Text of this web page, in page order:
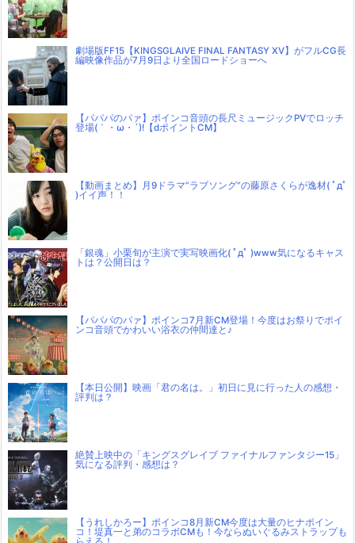
劇場版FF15【KINGSGLAIVE FINAL FANTASY XV】がフルCG長
編映像作品が7月9日より全国ロードショーへ
【パパパのパァ】ポインコ音頭の長尺ミュージックPVでロッチ
登場(｀・ω・´)!【dポイントCM】
【動画まとめ】月9ドラマ”ラブソング”の藤原さくらが逸材( ﾟдﾟ
)イイ声！！
「銀魂」小栗旬が主演で実写映画化( ﾟдﾟ )www気になるキャス
トは？公開日は？
【パパパのパァ】ポインコ7月新CM登場！今度はお祭りでポイ
ンコ音頭でかわいい浴衣の仲間達と♪
【本日公開】映画「君の名は。」初日に見に行った人の感想・
評判は？
絶賛上映中の「キングスグレイブ ファイナルファンタジー15」
気になる評判・感想は？
【うれしかろー】ポインコ8月新CM今度は大量のヒナポイン
コ！堤真一と弟のコラボCMも！今ならぬいぐるみストラップも